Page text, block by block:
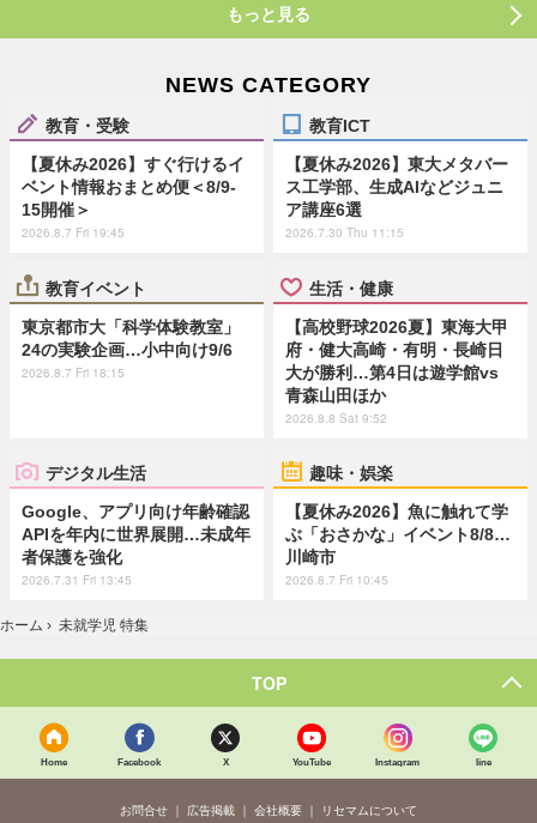
もっと見る
NEWS CATEGORY
教育・受験
【夏休み2026】すぐ行けるイ
ベント情報おまとめ便＜8/9-
15開催＞
2026.8.7 Fri 19:45
教育ICT
【夏休み2026】東大メタバー
ス工学部、生成AIなどジュニ
ア講座6選
2026.7.30 Thu 11:15
教育イベント
東京都市大「科学体験教室」
24の実験企画…小中向け9/6
2026.8.7 Fri 18:15
生活・健康
【高校野球2026夏】東海大甲
府・健大高崎・有明・長崎日
大が勝利…第4日は遊学館vs
青森山田ほか
2026.8.8 Sat 9:52
デジタル生活
Google、アプリ向け年齢確認
APIを年内に世界展開…未成年
者保護を強化
2026.7.31 Fri 13:45
趣味・娯楽
【夏休み2026】魚に触れて学
ぶ「おさかな」イベント8/8…
川崎市
2026.8.7 Fri 10:45
ホーム › 未就学児 特集
TOP
Home Facebook X YouTube Instagram line
お問合せ 広告掲載 会社概要 リセマムについて